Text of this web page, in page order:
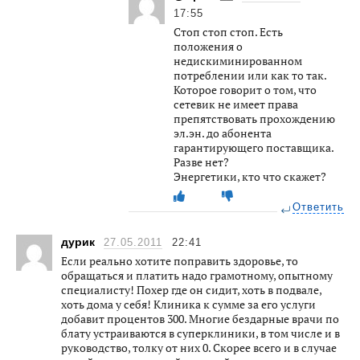
17:55
Стоп стоп стоп. Есть
положения о
недискиминированном
потреблении или как то так.
Которое говорит о том, что
сетевик не имеет права
препятствовать прохождению
эл.эн. до абонента
гарантирующего поставщика.
Разве нет?
Энергетики, кто что скажет?
Ответить
дурик 27.05.2011 22:41
Если реально хотите поправить здоровье, то
обращаться и платить надо грамотному, опытному
специалисту! Похер где он сидит, хоть в подвале,
хоть дома у себя! Клиника к сумме за его услуги
добавит процентов 300. Многие бездарные врачи по
блату устраиваются в суперклиники, в том числе и в
руководство, толку от них 0. Скорее всего и в случае